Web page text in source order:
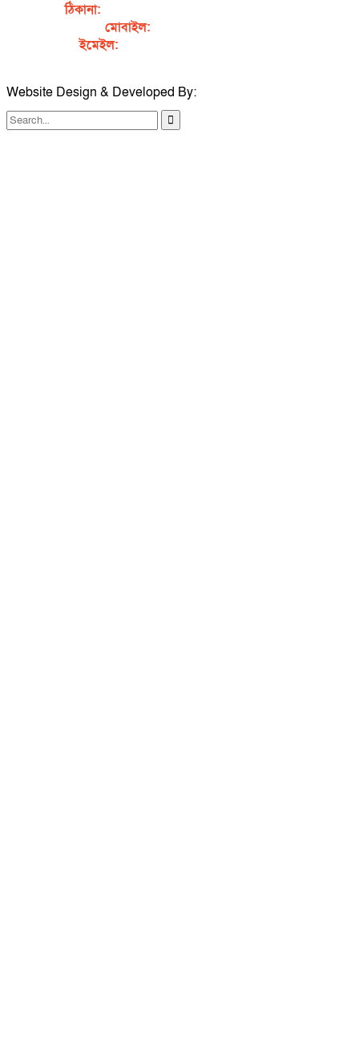
ঠিকানা:গর্জনখোলা, চকবাজার, কুমিল্লা – ৩৫০০
মোবাইল:
ইমেইল:sahabibcomilla@gmail.com
Website Design & Developed By: